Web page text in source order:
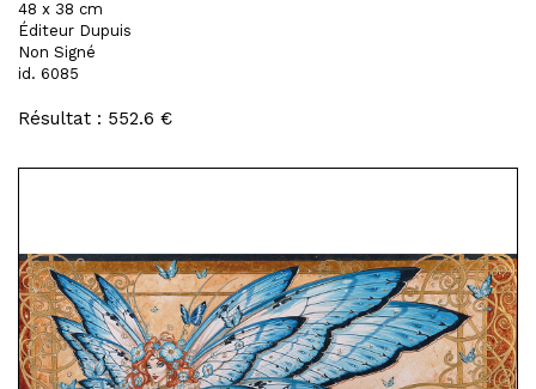
48 x 38 cm
Éditeur Dupuis
Non Signé
id. 6085
Résultat : 552.6 €